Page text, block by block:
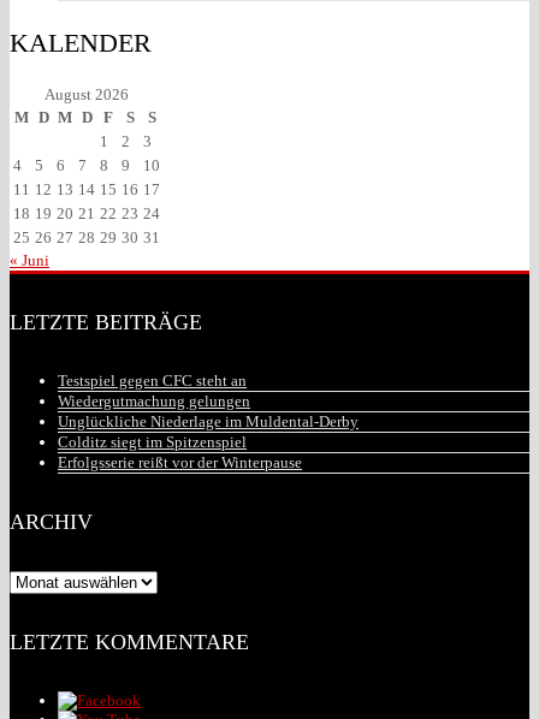
KALENDER
August 2026
M D M D F S
S
1
2
3
4
5 6 7 8 9
10
11 12 13 14 15 16 17
18 19 20 21 22 23 24
25 26 27 28 29 30 31
« Juni
LETZTE BEITRÄGE
Testspiel gegen CFC steht an
Wiedergutmachung gelungen
Unglückliche Niederlage im Muldental-Derby
Colditz siegt im Spitzenspiel
Erfolgsserie reißt vor der Winterpause
ARCHIV
Archiv
LETZTE KOMMENTARE